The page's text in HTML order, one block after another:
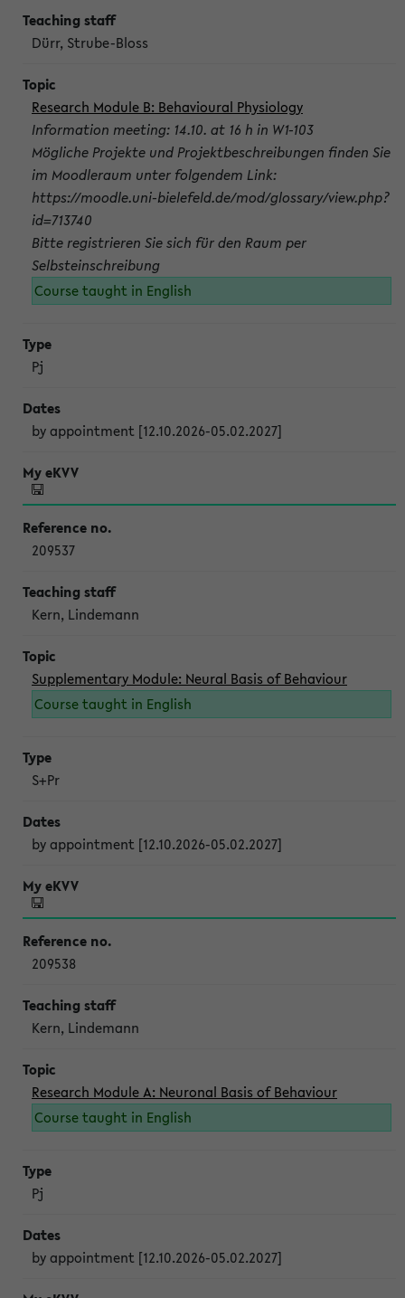
Dürr, Strube-Bloss
Research Module B: Behavioural Physiology
Information meeting: 14.10. at 16 h in W1-103
Mögliche Projekte und Projektbeschreibungen finden Sie
im Moodleraum unter folgendem Link:
https://moodle.uni-bielefeld.de/mod/glossary/view.php?
id=713740
Bitte registrieren Sie sich für den Raum per
Selbsteinschreibung
Course taught in English
Pj
by appointment [12.10.2026-05.02.2027]
209537
Kern, Lindemann
Supplementary Module: Neural Basis of Behaviour
Course taught in English
S+Pr
by appointment [12.10.2026-05.02.2027]
209538
Kern, Lindemann
Research Module A: Neuronal Basis of Behaviour
Course taught in English
Pj
by appointment [12.10.2026-05.02.2027]